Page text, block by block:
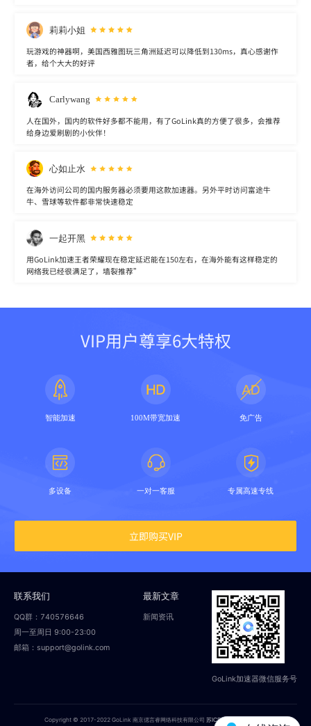
莉莉小姐
玩游戏的神器啊，美国西雅图玩三角洲延迟可以降低到130ms，真心感谢作
者，给个大大的好评
Carlywang
人在国外，国内的软件好多都不能用，有了GoLink真的方便了很多，会推荐
给身边爱刷剧的小伙伴！
心如止水
在海外访问公司的国内服务器必须要用这款加速器。另外平时访问富途牛
牛、雪球等软件都非常快速稳定
一起开黑
用GoLink加速王者荣耀现在稳定延迟能在150左右，在海外能有这样稳定的
网络我已经很满足了，墙裂推荐”
VIP用户尊享6大特权
智能加速 100M带宽加速 免广告
多设备 一对一客服 专属高速专线
立即购买VIP
联系我们
QQ群：740576646
周一至周日 9:00-23:00
邮箱：support@golink.com
最新文章
新闻资讯
GoLink加速器微信服务号
Copyright © 2017-2022 GoLink 南京偲言睿网络科技有限公司苏ICP备18014251号-2